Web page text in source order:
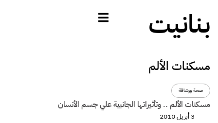
بنانيت
مسكنات الألم
صحة ورشاقة
مسكنات الألم .. وتأثيراتها الجانبية علي جسم الأنسان
3 أبريل 2010